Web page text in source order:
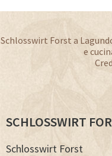
Schlosswirt Forst a
e
SCHLOSSWIRT
Schlosswirt Forst